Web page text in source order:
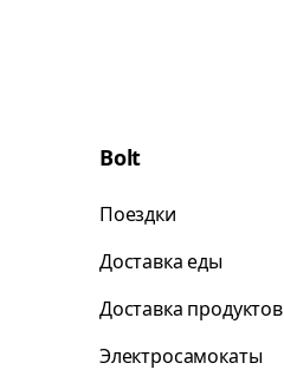
Bolt
Поездки
Доставка еды
Доставка продуктов
Электросамокаты